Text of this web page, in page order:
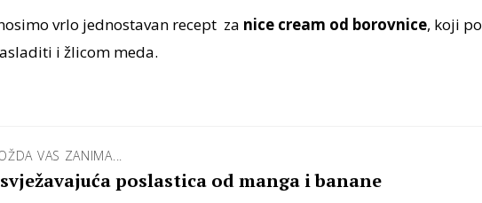
vrlo jednostavan recept za nice cream od borovnice, koji po
i žlicom meda.
VAS ZANIMA...
poslastica od manga i banane